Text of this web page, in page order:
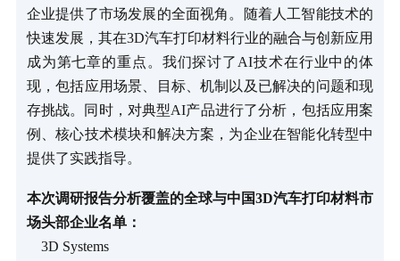
企业提供了市场发展的全面视角。随着人工智能技术的
快速发展，其在3D汽车打印材料行业的融合与创新应用
成为第七章的重点。我们探讨了AI技术在行业中的体
现，包括应用场景、目标、机制以及已解决的问题和现
存挑战。同时，对典型AI产品进行了分析，包括应用案
例、核心技术模块和解决方案，为企业在智能化转型中
提供了实践指导。
本次调研报告分析覆盖的全球与中国3D汽车打印材料市
场头部企业名单：
3D Systems